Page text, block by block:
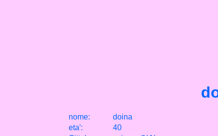
nome:
doina
eta':
40